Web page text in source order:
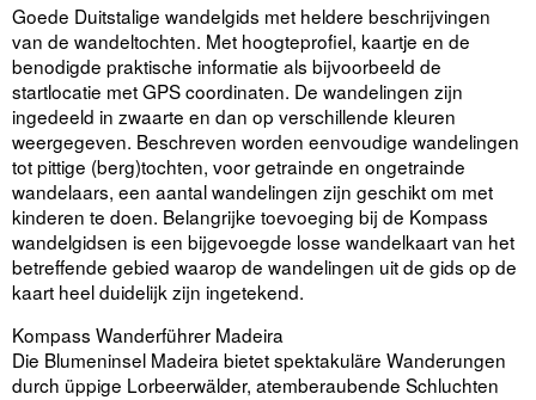
Goede Duitstalige wandelgids met heldere beschrijvingen
van de wandeltochten. Met hoogteprofiel, kaartje en de
benodigde praktische informatie als bijvoorbeeld de
startlocatie met GPS coordinaten. De wandelingen zijn
ingedeeld in zwaarte en dan op verschillende kleuren
weergegeven. Beschreven worden eenvoudige wandelingen
tot pittige (berg)tochten, voor getrainde en ongetrainde
wandelaars, een aantal wandelingen zijn geschikt om met
kinderen te doen. Belangrijke toevoeging bij de Kompass
wandelgidsen is een bijgevoegde losse wandelkaart van het
betreffende gebied waarop de wandelingen uit de gids op de
kaart heel duidelijk zijn ingetekend.
Kompass Wanderführer Madeira
Die Blumeninsel Madeira bietet spektakuläre Wanderungen
durch üppige Lorbeerwälder, atemberaubende Schluchten